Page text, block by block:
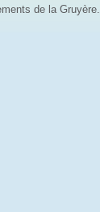
de la Gruyère.